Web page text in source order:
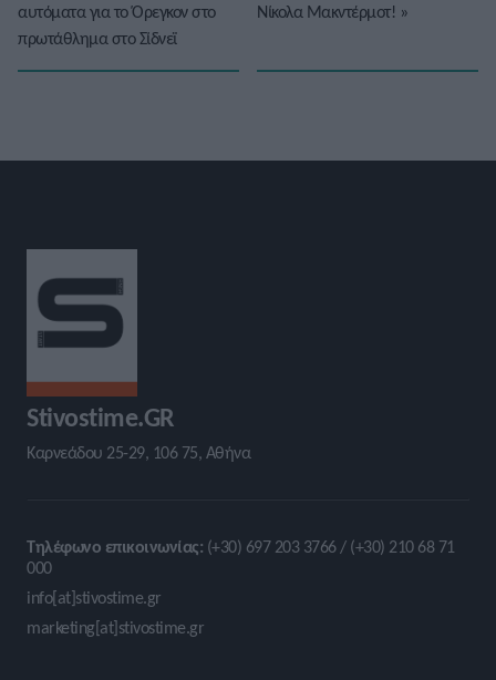
αυτόματα για το Όρεγκον στο
πρωτάθλημα στο Σίδνεϊ
Νίκολα Μακντέρμοτ! »
Stivostime.GR
Καρνεάδου 25-29, 106 75, Αθήνα
Τηλέφωνο επικοινωνίας: (+30) 697 203 3766 / (+30) 210 68 71
000
info[at]stivostime.gr
marketing[at]stivostime.gr